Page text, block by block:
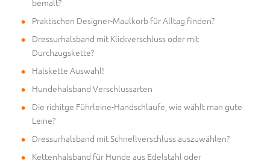
Praktischen Designer-Maulkorb für Alltag finden?
Dressurhalsband mit Klickverschluss oder mit
Durchzugskette?
Halskette Auswahl!
Hundehalsband Verschlussarten
Die richitge Führleine-Handschlaufe, wie wählt man gute
Leine?
Dressurhalsband mit Schnellverschluss auszuwählen?
Kettenhalsband für Hunde aus Edelstahl oder